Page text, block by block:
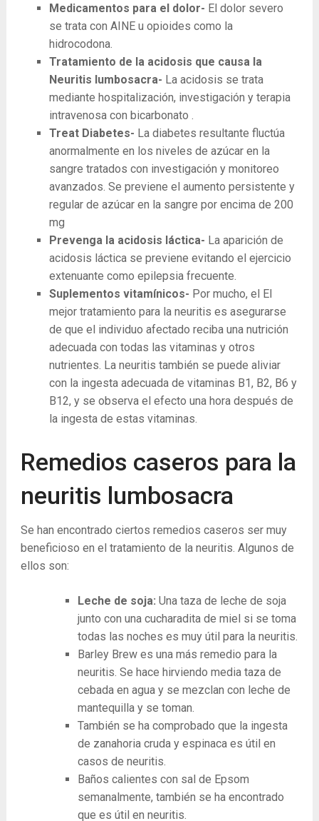
Medicamentos para el dolor- El dolor severo
se trata con AINE u opioides como la
hidrocodona.
Tratamiento de la acidosis que causa la
Neuritis lumbosacra- La acidosis se trata
mediante hospitalización, investigación y terapia
intravenosa con bicarbonato .
Treat Diabetes- La diabetes resultante fluctúa
anormalmente en los niveles de azúcar en la
sangre tratados con investigación y monitoreo
avanzados. Se previene el aumento persistente y
regular de azúcar en la sangre por encima de 200
mg
Prevenga la acidosis láctica- La aparición de
acidosis láctica se previene evitando el ejercicio
extenuante como epilepsia frecuente.
Suplementos vitamínicos- Por mucho, el El
mejor tratamiento para la neuritis es asegurarse
de que el individuo afectado reciba una nutrición
adecuada con todas las vitaminas y otros
nutrientes. La neuritis también se puede aliviar
con la ingesta adecuada de vitaminas B1, B2, B6 y
B12, y se observa el efecto una hora después de
la ingesta de estas vitaminas.
Remedios caseros para la
neuritis lumbosacra
Se han encontrado ciertos remedios caseros ser muy
beneficioso en el tratamiento de la neuritis. Algunos de
ellos son:
Leche de soja: Una taza de leche de soja
junto con una cucharadita de miel si se toma
todas las noches es muy útil para la neuritis.
Barley Brew es una más remedio para la
neuritis. Se hace hirviendo media taza de
cebada en agua y se mezclan con leche de
mantequilla y se toman.
También se ha comprobado que la ingesta
de zanahoria cruda y espinaca es útil en
casos de neuritis.
Baños calientes con sal de Epsom
semanalmente, también se ha encontrado
que es útil en neuritis.